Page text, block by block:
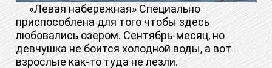
«Левая набережная» Специально
приспособлена для того чтобы здесь
любовались озером. Сентябрь-месяц, но
девчушка не боится холодной воды, а вот
взрослые как-то туда не лезли.